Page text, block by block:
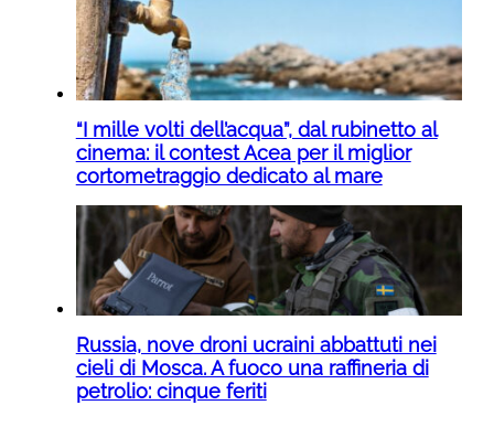
“I mille volti dell’acqua”, dal rubinetto al
cinema: il contest Acea per il miglior
cortometraggio dedicato al mare
Russia, nove droni ucraini abbattuti nei
cieli di Mosca. A fuoco una raffineria di
petrolio: cinque feriti